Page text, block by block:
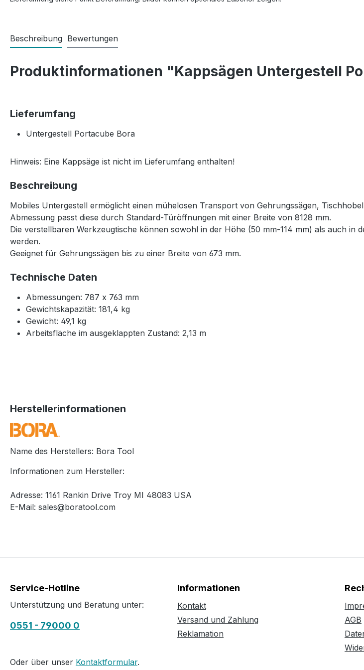
Beschreibung Bewertungen
Produktinformationen "Kappsägen Untergestell
Lieferumfang
Untergestell Portacube Bora
Hinweis: Eine Kappsäge ist nicht im Lieferumfang enthalten!
Beschreibung
Mobiles Untergestell ermöglicht einen mühelosen Transport von Gehrungssägen,
Abmessung passt diese durch Standard-Türöffnungen mit einer Breite von 8128 mm.
Die verstellbaren Werkzeugtische können sowohl in der Höhe (50 mm-114 mm) als auch
werden.
Geeignet für Gehrungssägen bis zu einer Breite von 673 mm.
Technische Daten
Abmessungen: 787 x 763 mm
Gewichtskapazität: 181,4 kg
Gewicht: 49,1 kg
Arbeitsfläche im ausgeklappten Zustand: 2,13 m
Herstellerinformationen
Name des Herstellers: Bora Tool
Informationen zum Hersteller:
Adresse: 1161 Rankin Drive Troy MI 48083 USA
E-Mail: sales@boratool.com
Service-Hotline
Unterstützung und Beratung unter:
0551 - 79000 0
Oder über unser Kontaktformular.
Informationen
Kontakt
Versand und Zahlung
Reklamation
AGB